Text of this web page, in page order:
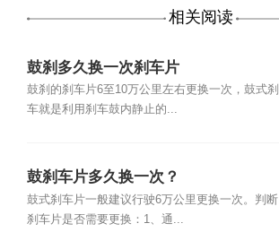
相关阅读
鼓刹多久换一次刹车片
鼓刹的刹车片6至10万公里左右更换一次，鼓式刹
车就是利用刹车鼓内静止的...
鼓刹车片多久换一次？
鼓式刹车片一般建议行驶6万公里更换一次。判断
刹车片是否需要更换：1、通...